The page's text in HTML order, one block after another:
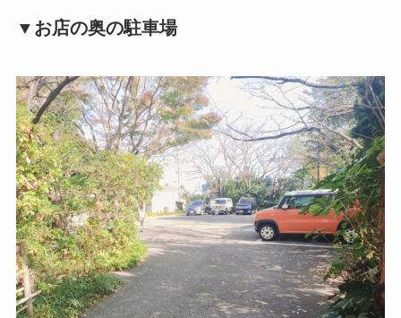
▼お店の奥の駐車場